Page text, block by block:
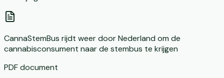
CannaStemBus rijdt weer door Nederland om de
cannabisconsument naar de stembus te krijgen
PDF document